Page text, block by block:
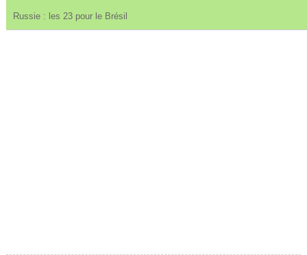
Russie : les 23 pour le Brésil